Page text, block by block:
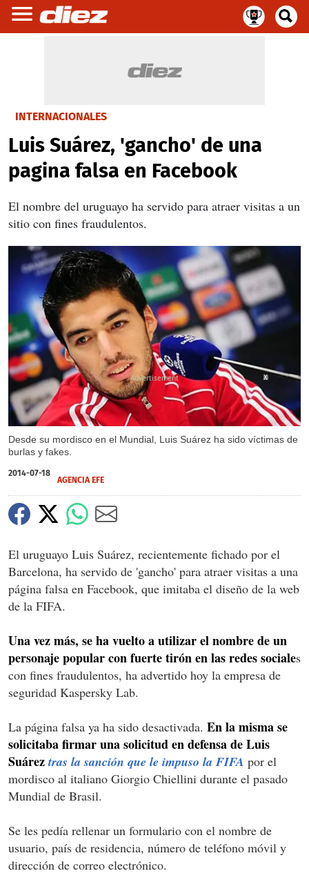
INTERNACIONALES
Luis Suárez, 'gancho' de una
pagina falsa en Facebook
El nombre del uruguayo ha servido para atraer visitas a un
sitio con fines fraudulentos.
Desde su mordisco en el Mundial, Luis Suárez ha sido víctimas de
burlas y fakes.
X
2014-07-18
AGENCIA EFE
El uruguayo Luis Suárez, recientemente fichado por el
Barcelona, ha servido de 'gancho' para atraer visitas a una
página falsa en Facebook, que imitaba el diseño de la web
de la FIFA.
Una vez más, se ha vuelto a utilizar el nombre de un
personaje popular con fuerte tirón en las redes sociales
con fines fraudulentos, ha advertido hoy la empresa de
seguridad Kaspersky Lab.
La página falsa ya ha sido desactivada. En la misma se
solicitaba firmar una solicitud en defensa de Luis
Suáreztras la sanción que le impuso la FIFA por el
mordisco al italiano Giorgio Chiellini durante el pasado
Mundial de Brasil.
Se les pedía rellenar un formulario con el nombre de
usuario, país de residencia, número de teléfono móvil y
dirección de correo electrónico.